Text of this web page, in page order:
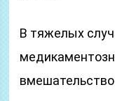
В тяжелых